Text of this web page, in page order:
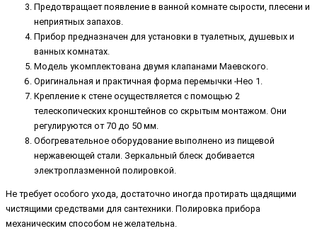
Предотвращает появление в ванной комнате сырости, плесени и
неприятных запахов.
Прибор предназначен для установки в туалетных, душевых и
ванных комнатах.
Модель укомплектована двумя клапанами Маевского.
Оригинальная и практичная форма перемычки -Нео 1.
Крепление к стене осуществляется с помощью 2
телескопических кронштейнов со скрытым монтажом. Они
регулируются от 70 до 50 мм.
Обогревательное оборудование выполнено из пищевой
нержавеющей стали. Зеркальный блеск добивается
электроплазменной полировкой.
Не требует особого ухода, достаточно иногда протирать щадящими
чистящими средствами для сантехники. Полировка прибора
механическим способом не желательна.